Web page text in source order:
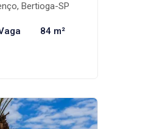
Bertioga-SP
84 m²